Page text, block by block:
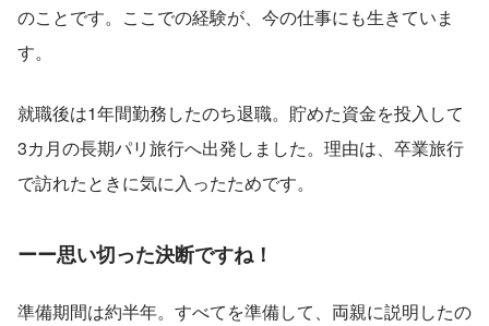
のことです。ここでの経験が、今の仕事にも生きていま
す。
就職後は1年間勤務したのち退職。貯めた資金を投入して
3カ月の長期パリ旅行へ出発しました。理由は、卒業旅行
で訪れたときに気に入ったためです。
ーー思い切った決断ですね！
準備期間は約半年。すべてを準備して、両親に説明したの